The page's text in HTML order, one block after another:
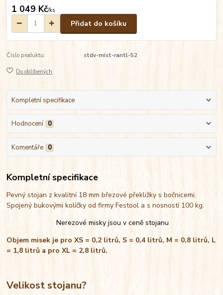
1 049 Kč/ks
Přidat do košíku
Číslo produktu: stdv-mist-rantl-52
Do oblíbených
Kompletní specifikace
Hodnocení 0
Komentáře 0
Kompletní specifikace
Pevný stojan z kvalitní 18 mm březové překližky s bočnicemi.
Spojený bukovými kolíčky od firmy Festool a s nosností 100 kg.
Nerezové misky jsou v ceně stojanu
Objem misek je pro XS = 0,2 litrů, S = 0,4 litrů, M = 0,8 litrů, L
= 1,8 litrů a pro XL = 2,8 litrů.
Velikost stojanu?